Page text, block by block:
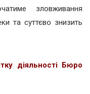
зловживання
та суттєво знизить
діяльності Бюро